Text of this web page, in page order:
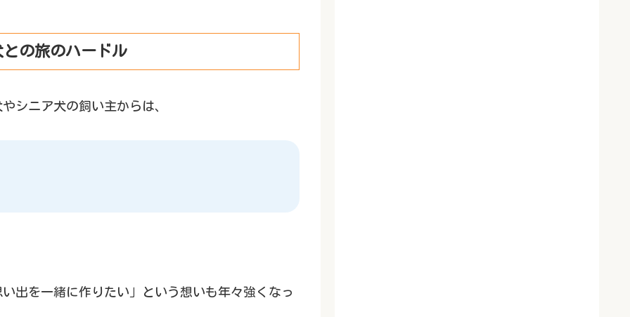
の旅のハードル
シニア犬の飼い主からは、
出を一緒に作りたい」という想いも年々強くなっ